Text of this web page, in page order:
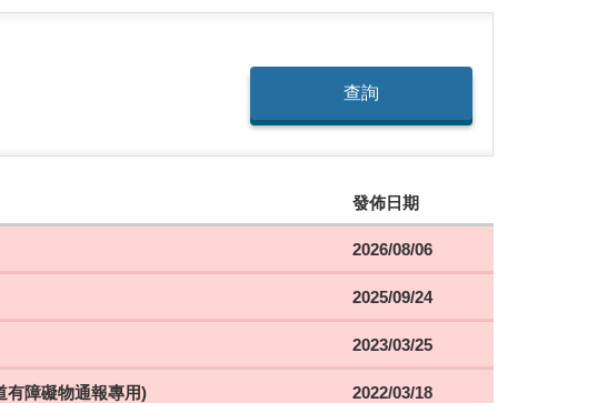
查詢
發佈日期
2026/08/06
2025/09/24
2023/03/25
有障礙物通報專用) 2022/03/18